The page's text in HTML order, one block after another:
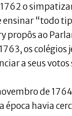
1762 o
ensinar “todo
propôs ao
os
a seus
de
época havia